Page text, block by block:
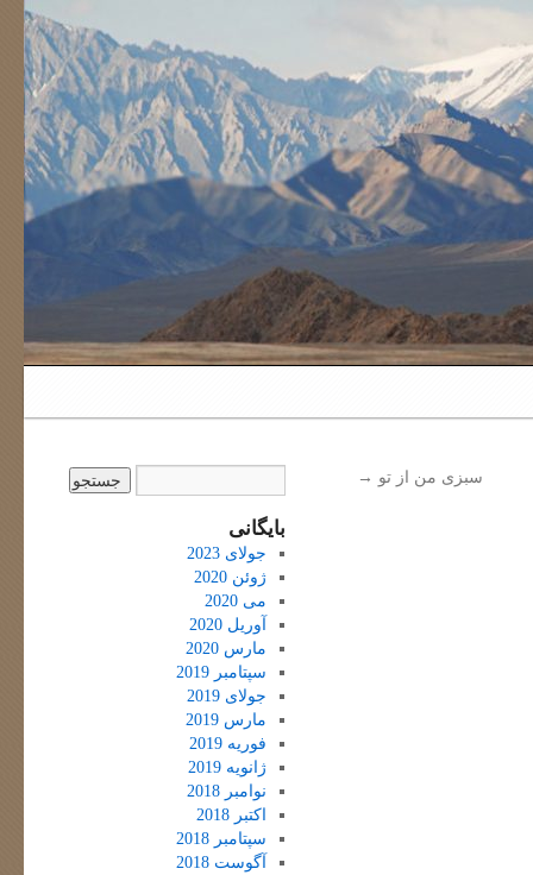
سبزی من از تو →
بایگانی
جولای 2023
ژوئن 2020
می 2020
آوریل 2020
مارس 2020
سپتامبر 2019
جولای 2019
مارس 2019
فوریه 2019
ژانویه 2019
نوامبر 2018
اکتبر 2018
سپتامبر 2018
آگوست 2018